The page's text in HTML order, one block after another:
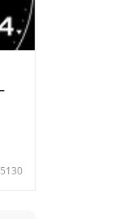
5130